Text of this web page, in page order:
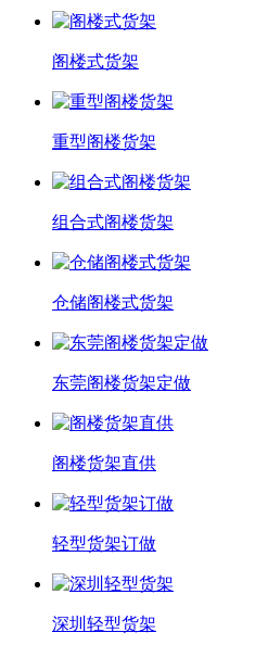
阁楼式货架
重型阁楼货架
组合式阁楼货架
仓储阁楼式货架
东莞阁楼货架定做
阁楼货架直供
轻型货架订做
深圳轻型货架